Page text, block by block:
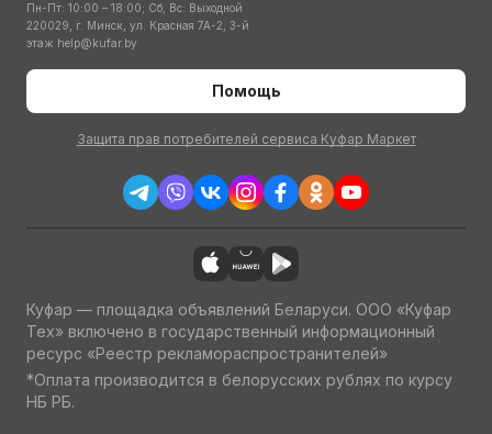
Пн-Пт: 10:00 – 18:00; Сб, Вс: Выходной
220029, г. Минск, ул. Красная 7А-2, 3-й
этаж help@kufar.by
Помощь
Защита прав потребителей сервиса Куфар Маркет
Куфар — площадка объявлений Беларуси. ООО «Куфар
Тех» включено в государственный информационный
ресурс «Реестр рекламораспространителей»
*Оплата производится в белорусских рублях по курсу
НБ РБ.